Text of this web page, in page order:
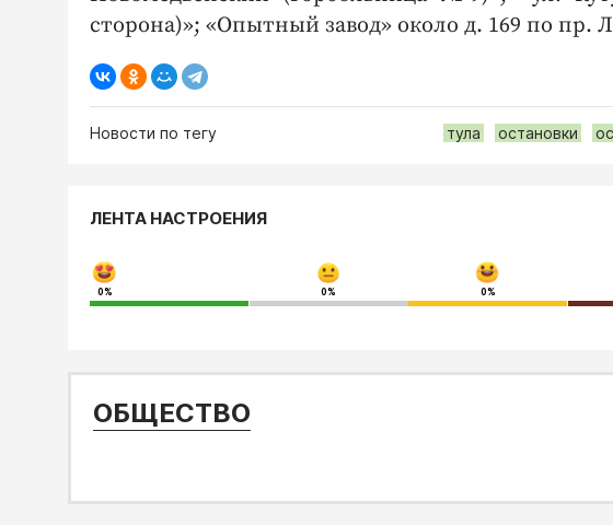
сторона)»; «Опытный завод» около д. 169 по пр.
Новости по тегу тула остановки
ЛЕНТА НАСТРОЕНИЯ
0% 0% 0%
ОБЩЕСТВО